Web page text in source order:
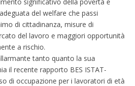
del welfare che passi
di cittadinanza, misure di
del lavoro e maggiori opportunità
a rischio.
tanto quanto la sua
il recente rapporto BES ISTAT-
di occupazione per i lavoratori di età